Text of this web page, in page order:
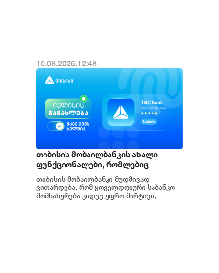
10.08.2026.12:48
თიბისის მობაილბანკის ახალი
ფუნქციონალები, რომლებიც
ყოველდღიურ საბანკო
მომსახურებას ამარტივებს
თიბისის მობაილბანკი მუდმივად
ვითარდება, რომ ყოველდღიური საბანკო
მომსახურება კიდევ უფრო მარტივი,